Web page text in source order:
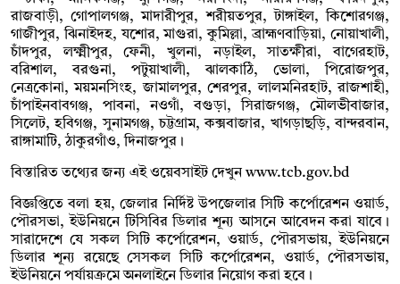
রাজবাড়ী, গোপালগঞ্জ, মাদারীপুর, শরীয়তপুর, টাঙ্গাইল, কিশোরগঞ্জ,
গাজীপুর, ঝিনাইদহ, যশোর, মাগুরা, কুমিল্লা, ব্রাহ্মণবাড়িয়া, নোয়াখালী,
চাঁদপুর, লক্ষ্মীপুর, ফেনী, খুলনা, নড়াইল, সাতক্ষীরা, বাগেরহাট,
বরিশাল, বরগুনা, পটুয়াখালী, ঝালকাঠি, ভোলা, পিরোজপুর,
নেত্রকোনা, ময়মনসিংহ, জামালপুর, শেরপুর, লালমনিরহাট, রাজশাহী,
চাঁপাইনবাবগঞ্জ, পাবনা, নওগাঁ, বগুড়া, সিরাজগঞ্জ, মৌলভীবাজার,
সিলেট, হবিগঞ্জ, সুনামগঞ্জ, চট্টগ্রাম, কক্সবাজার, খাগড়াছড়ি, বান্দরবান,
রাঙ্গামাটি, ঠাকুরগাঁও, দিনাজপুর।
বিস্তারিত তথ্যের জন্য এই ওয়েবসাইট দেখুন www.tcb.gov.bd
বিজ্ঞপ্তিতে বলা হয়, জেলার নির্দিষ্ট উপজেলার সিটি কর্পোরেশন ওয়ার্ড,
পৌরসভা, ইউনিয়নে টিসিবির ডিলার শূন্য আসনে আবেদন করা যাবে।
সারাদেশে যে সকল সিটি কর্পোরেশন, ওয়ার্ড, পৌরসভায়, ইউনিয়নে
ডিলার শূন্য রয়েছে সেসকল সিটি কর্পোরেশন, ওয়ার্ড, পৌরসভায়,
ইউনিয়নে পর্যায়ক্রমে অনলাইনে ডিলার নিয়োগ করা হবে।